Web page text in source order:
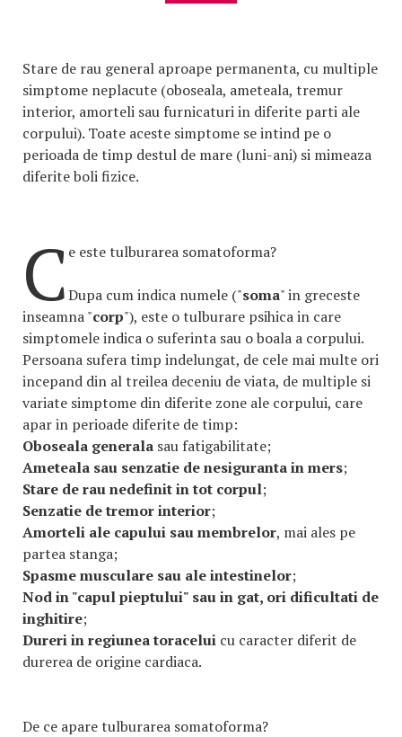
Stare de rau general aproape permanenta, cu multiple
simptome neplacute (oboseala, ameteala, tremur
interior, amorteli sau furnicaturi in diferite parti ale
corpului). Toate aceste simptome se intind pe o
perioada de timp destul de mare (luni-ani) si mimeaza
diferite boli fizice.
C e este tulburarea somatoforma?
Dupa cum indica numele ("soma" in greceste
inseamna "corp"), este o tulburare psihica in care
simptomele indica o suferinta sau o boala a corpului.
Persoana sufera timp indelungat, de cele mai multe ori
incepand din al treilea deceniu de viata, de multiple si
variate simptome din diferite zone ale corpului, care
apar in perioade diferite de timp:
Oboseala generala sau fatigabilitate;
Ameteala sau senzatie de nesiguranta in mers;
Stare de rau nedefinit in tot corpul;
Senzatie de tremor interior;
Amorteli ale capului sau membrelor, mai ales pe
partea stanga;
Spasme musculare sau ale intestinelor;
Nod in "capul pieptului" sau in gat, ori dificultati de
inghitire;
Dureri in regiunea toracelui cu caracter diferit de
durerea de origine cardiaca.
De ce apare tulburarea somatoforma?